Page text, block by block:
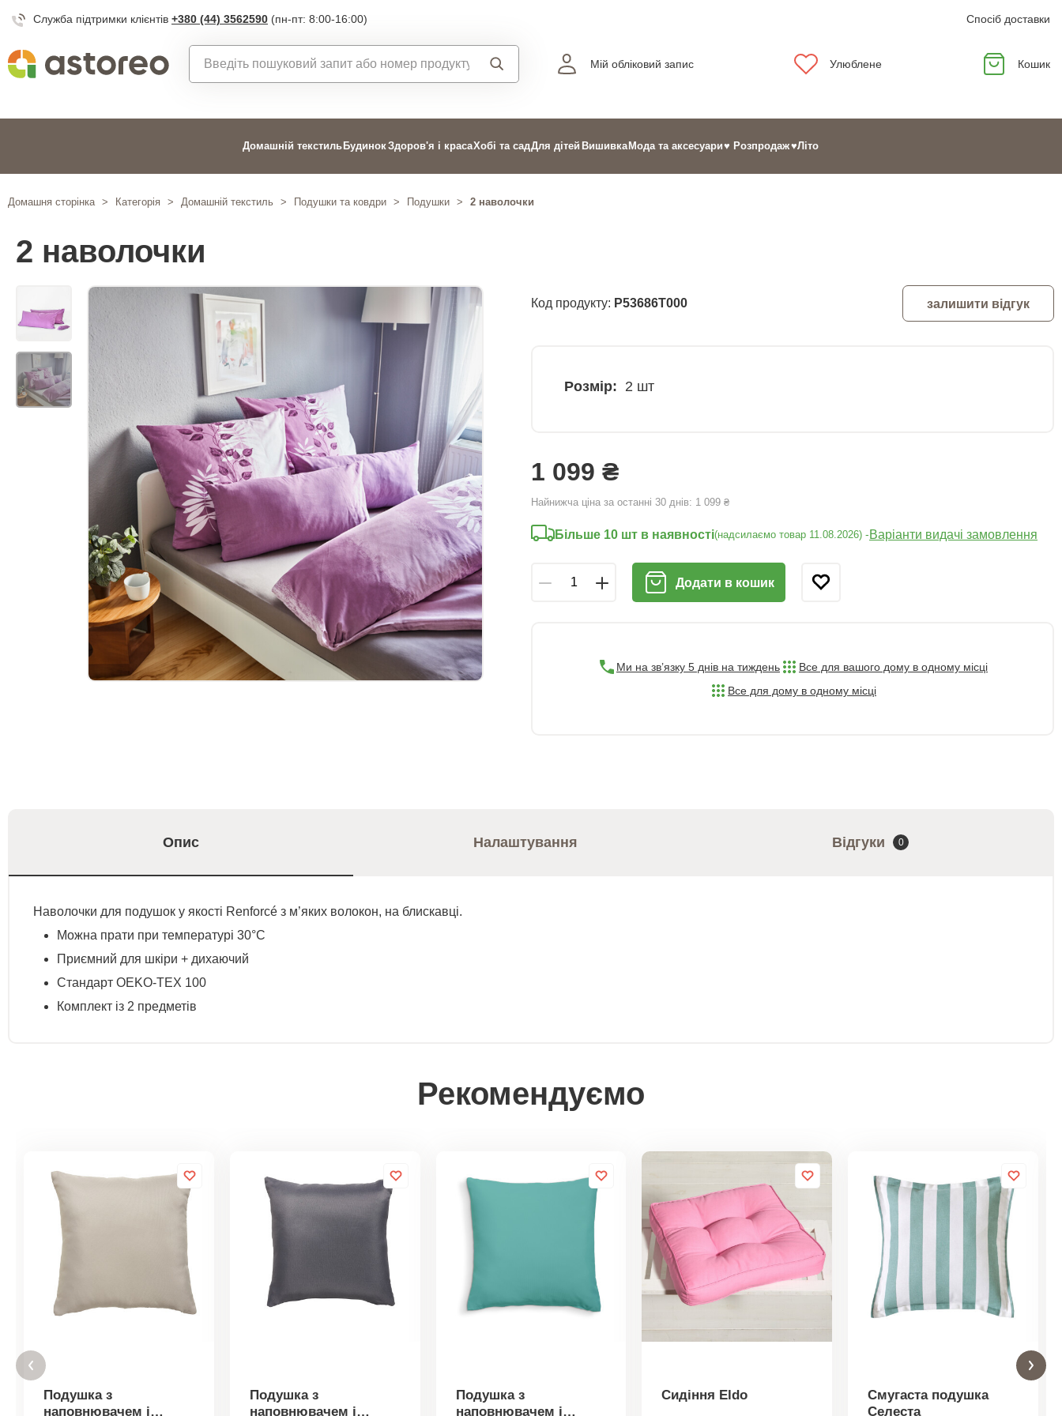
Служба підтримки клієнтів +380 (44) 3562590 (пн-пт: 8:00-16:00) Спосіб доставки
Мій обліковий запис Улюблене Кошик
Домашній текстиль БудинокЗдоров'я і красаХобі та садДля дітей Вишивка Мода та аксесуари♥ Розпродаж♥Літо
Домашня сторінка > Категорія > Домашній текстиль > Подушки та ковдри > Подушки > 2 наволочки
2 наволочки
Код продукту: P53686T000 залишити відгук
Розмір: 2 шт
1 099 ₴
Найнижча ціна за останні 30 днів: 1 099 ₴
Більше 10 шт в наявності(надсилаємо товар 11.08.2026) -Варіанти видачі замовлення
Додати в кошик
Ми на зв’язку 5 днів на тиждень
Все для вашого дому в одному місці
Все для дому в одному місці
Опис Налаштування Відгуки 0
Наволочки для подушок у якості Renforcé з м’яких волокон, на блискавці.
Можна прати при температурі 30°C
Приємний для шкіри + дихаючий
Стандарт OEKO-TEX 100
Комплект із 2 предметів
Рекомендуємо
Подушка з
наповнювачем і
Подушка з
наповнювачем і
Подушка з
наповнювачем і
Сидіння Eldo
Смугаста подушка
Селеста